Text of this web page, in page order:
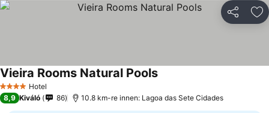
4 KategóriaHotel
Vieira Rooms Natural Pools
8,9 Kiváló 86 10.8 km-re innen: Lagoa das Sete Cidades